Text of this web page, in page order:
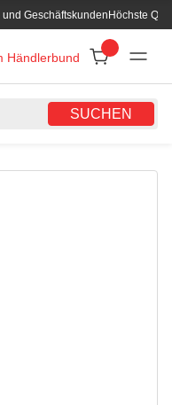
und GeschäftskundenHöchste
SUCHEN